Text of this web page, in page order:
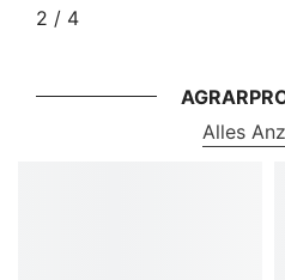
2 / von
4
Alles